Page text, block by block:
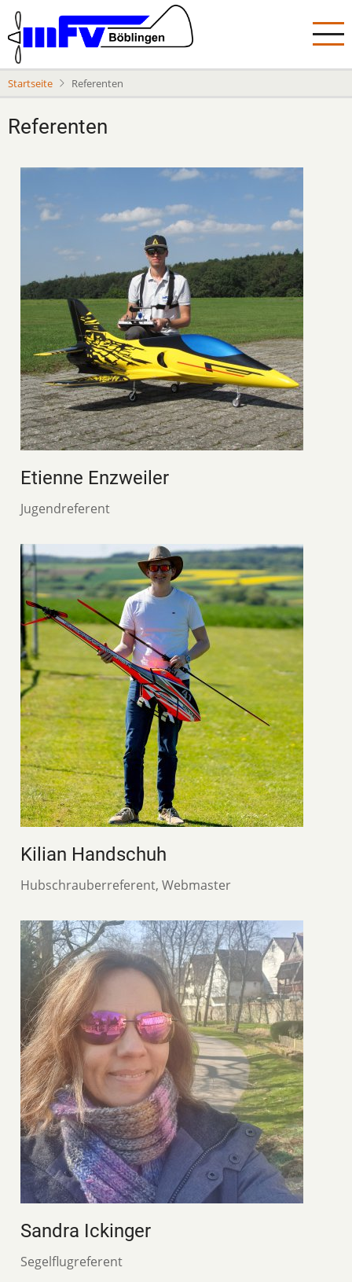
Direkt
zum
Inhalt
Startseite Referenten
Referenten
Etienne Enzweiler
Jugendreferent
Kilian Handschuh
Hubschrauberreferent, Webmaster
Sandra Ickinger
Segelflugreferent